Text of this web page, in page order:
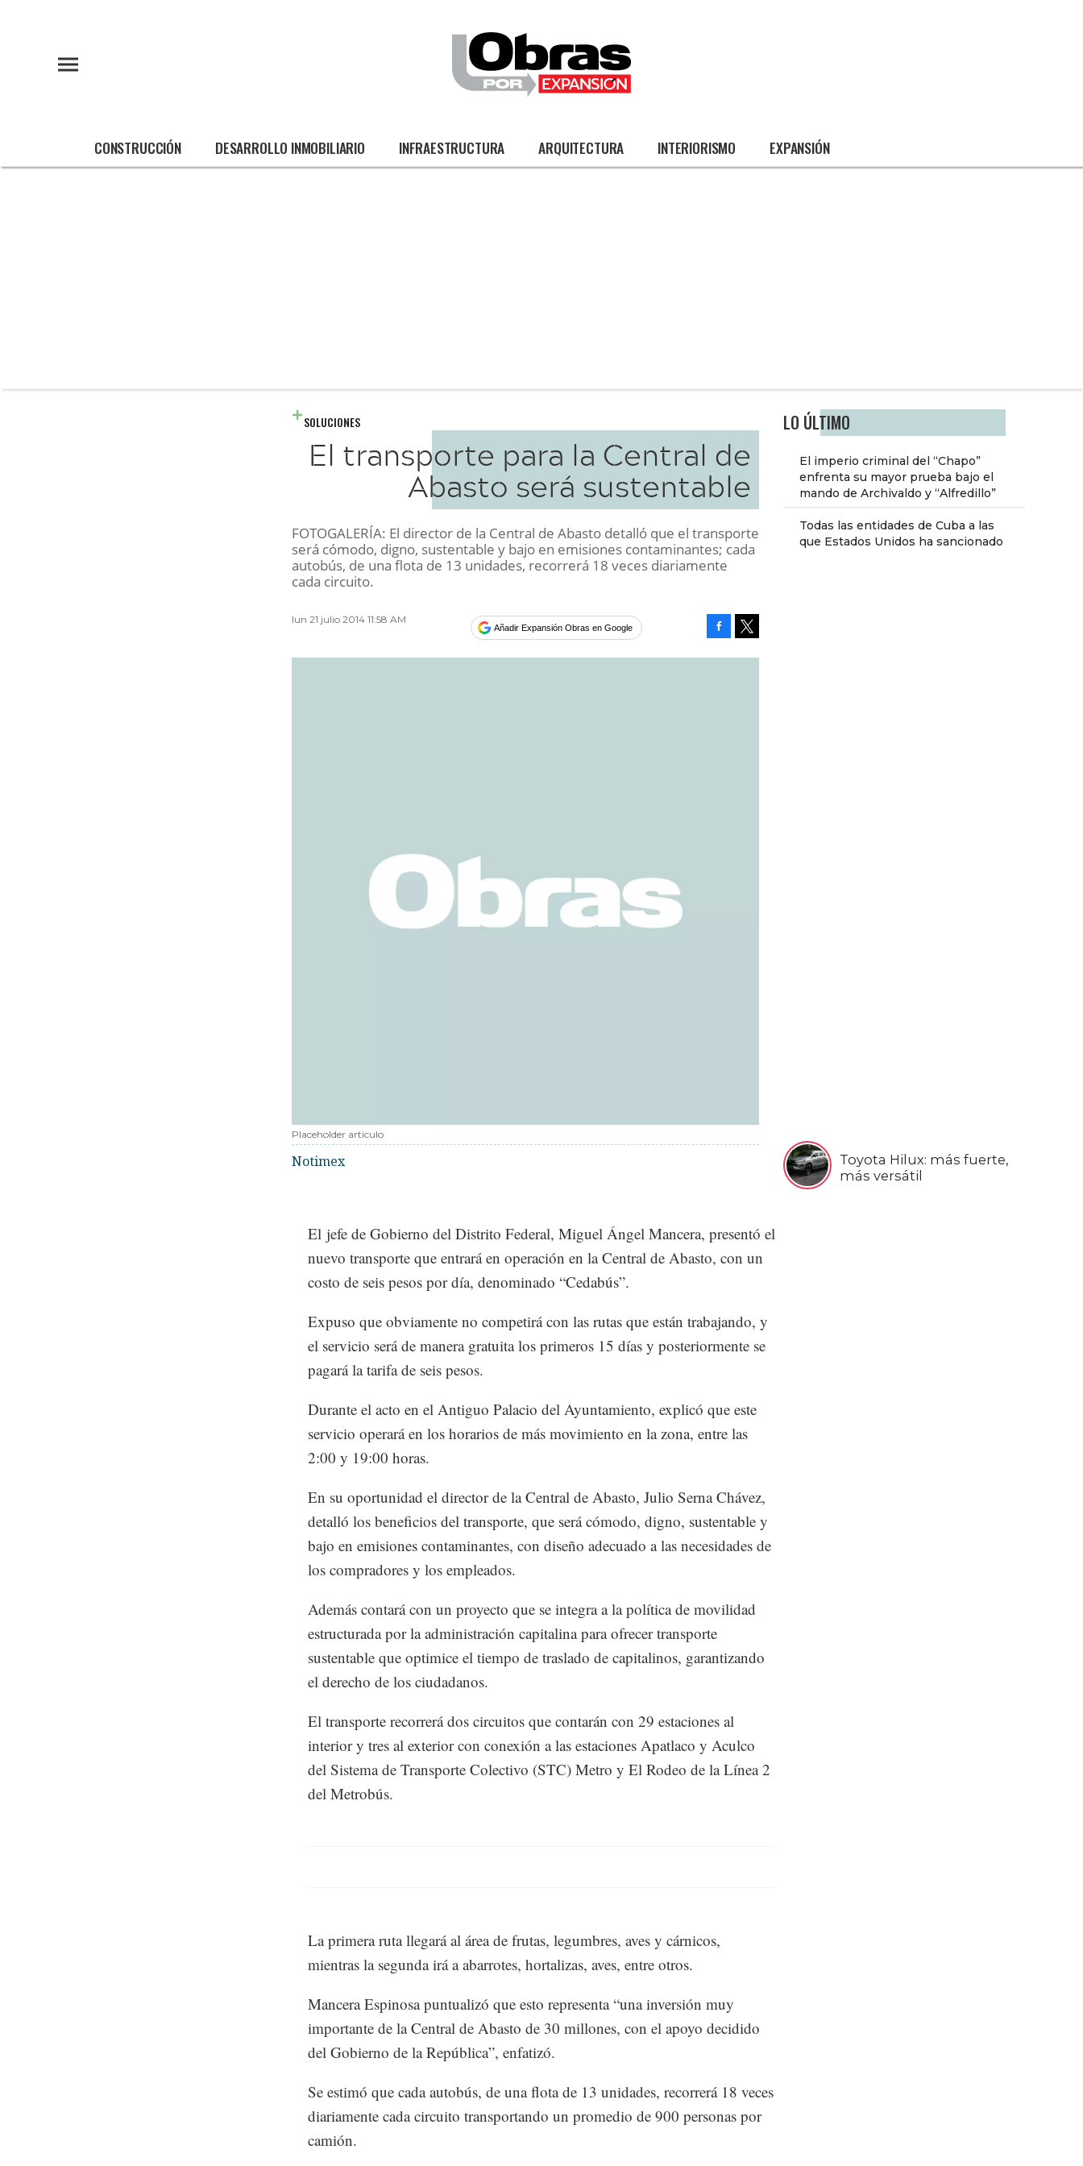
CONSTRUCCIÓN DESARROLLO INMOBILIARIO INFRAESTRUCTURA ARQUITECTURA INTERIORISMO EXPANSIÓN
LO ÚLTIMO
El imperio criminal del “Chapo”
enfrenta su mayor prueba bajo el
mando de Archivaldo y “Alfredillo”
Todas las entidades de Cuba a las
que Estados Unidos ha sancionado
Toyota Hilux: más fuerte,
más versátil
SOLUCIONES
El transporte para la Central de
Abasto será sustentable
FOTOGALERÍA: El director de la Central de Abasto detalló que el transporte
será cómodo, digno, sustentable y bajo en emisiones contaminantes; cada
autobús, de una flota de 13 unidades, recorrerá 18 veces diariamente
cada circuito.
lun 21 julio 2014 11:58 AM
Añadir Expansión Obras en Google
Placeholder articulo
Notimex
El jefe de Gobierno del Distrito Federal, Miguel Ángel Mancera, presentó el
nuevo transporte que entrará en operación en la Central de Abasto, con un
costo de seis pesos por día, denominado “Cedabús”.
Expuso que obviamente no competirá con las rutas que están trabajando, y
el servicio será de manera gratuita los primeros 15 días y posteriormente se
pagará la tarifa de seis pesos.
Durante el acto en el Antiguo Palacio del Ayuntamiento, explicó que este
servicio operará en los horarios de más movimiento en la zona, entre las
2:00 y 19:00 horas.
En su oportunidad el director de la Central de Abasto, Julio Serna Chávez,
detalló los beneficios del transporte, que será cómodo, digno, sustentable y
bajo en emisiones contaminantes, con diseño adecuado a las necesidades de
los compradores y los empleados.
Además contará con un proyecto que se integra a la política de movilidad
estructurada por la administración capitalina para ofrecer transporte
sustentable que optimice el tiempo de traslado de capitalinos, garantizando
el derecho de los ciudadanos.
El transporte recorrerá dos circuitos que contarán con 29 estaciones al
interior y tres al exterior con conexión a las estaciones Apatlaco y Aculco
del Sistema de Transporte Colectivo (STC) Metro y El Rodeo de la Línea 2
del Metrobús.
La primera ruta llegará al área de frutas, legumbres, aves y cárnicos,
mientras la segunda irá a abarrotes, hortalizas, aves, entre otros.
Mancera Espinosa puntualizó que esto representa “una inversión muy
importante de la Central de Abasto de 30 millones, con el apoyo decidido
del Gobierno de la República”, enfatizó.
Se estimó que cada autobús, de una flota de 13 unidades, recorrerá 18 veces
diariamente cada circuito transportando un promedio de 900 personas por
camión.